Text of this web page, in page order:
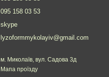
095 158 03 53
skype
lyzoformmykolayiv@gmail.com
м. Миколаїв, вул. Садова 3д
Мапа проїзду